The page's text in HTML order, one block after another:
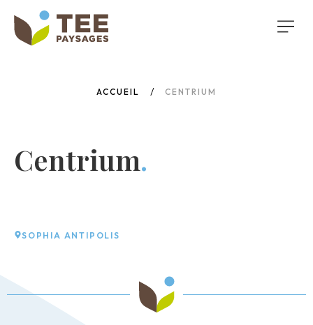
ACCUEIL CENTRIUM
Centrium.
SOPHIA ANTIPOLIS